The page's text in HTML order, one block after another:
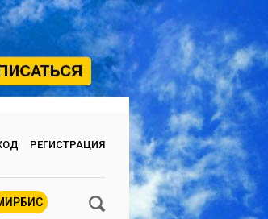
РЕГИСТРАЦИЯ